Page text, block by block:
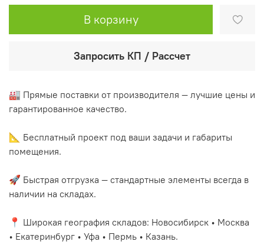
В корзину
Запросить КП / Рассчет
🏭 Прямые поставки от производителя — лучшие цены и
гарантированное качество.
📐 Бесплатный проект под ваши задачи и габариты
помещения.
🚀 Быстрая отгрузка — стандартные элементы всегда в
наличии на складах.
📍 Широкая география складов: Новосибирск • Москва
• Екатеринбург • Уфа • Пермь • Казань.